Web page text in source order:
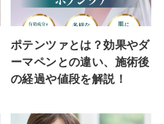
ポテンツァとは？効果やダ
ーマペンとの違い、施術後
の経過や値段を解説！